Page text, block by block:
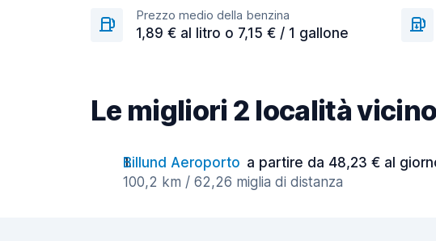
Prezzo medio della benzina
1,89 € al litro o 7,15 € / 1 gallone
Le migliori 2 località
Billund Aeroporto a partire da 48,23 € al
100,2 km / 62,26 miglia di distanza